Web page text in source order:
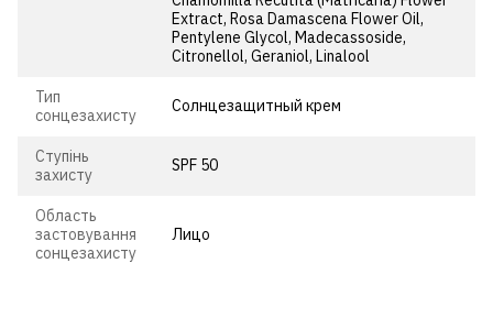
Extract, Rosa Damascena Flower Oil,
Pentylene Glycol, Madecassoside,
Citronellol, Geraniol, Linalool
Тип
сонцезахисту
Солнцезащитный крем
Ступінь
захисту
SPF 50
Область
застовування
сонцезахисту
Лицо